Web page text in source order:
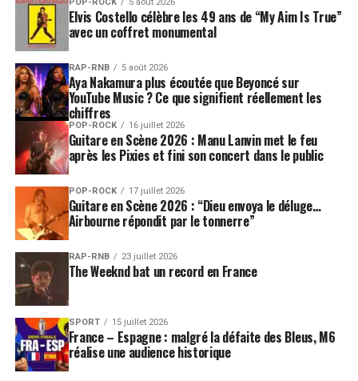
Elvis Costello célèbre les 49 ans de “My Aim Is True”
avec un coffret monumental
RAP-RNB 5 août 2026
Aya Nakamura plus écoutée que Beyoncé sur
YouTube Music ? Ce que signifient réellement les
chiffres
POP-ROCK 16 juillet 2026
Guitare en Scène 2026 : Manu Lanvin met le feu
après les Pixies et fini son concert dans le public
POP-ROCK 17 juillet 2026
Guitare en Scène 2026 : “Dieu envoya le déluge…
Airbourne répondit par le tonnerre”
RAP-RNB 23 juillet 2026
The Weeknd bat un record en France
SPORT 15 juillet 2026
France – Espagne : malgré la défaite des Bleus, M6
réalise une audience historique